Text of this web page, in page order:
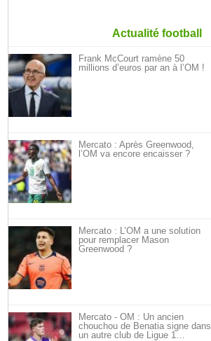
Actualité football
Frank McCourt ramène 50
millions d’euros par an à l’OM !
Mercato : Après Greenwood,
l’OM va encore encaisser ?
Mercato : L’OM a une solution
pour remplacer Mason
Greenwood ?
Mercato - OM : Un ancien
chouchou de Benatia signe dans
un autre club de Ligue 1…